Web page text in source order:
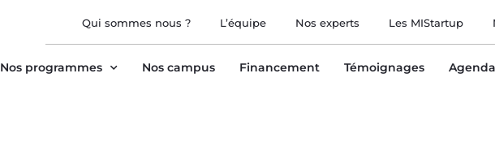
Qui sommes nous ? L’équipe Nos experts Les MIStartup
Nos programmes Nos campus Financement Témoignages Agenda